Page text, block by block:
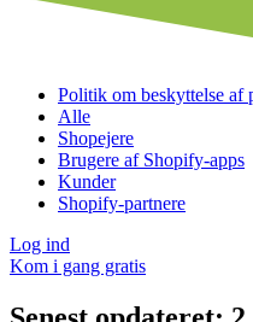
Politik om beskyttelse af
Alle
Shopejere
Brugere af Shopify-apps
Kunder
Shopify-partnere
Log ind
Kom i gang gratis